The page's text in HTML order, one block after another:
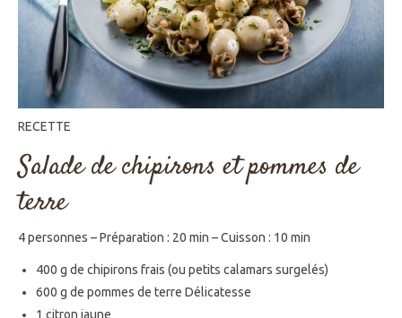
RECETTE
Salade de chipirons et pommes de
terre
4 personnes – Préparation : 20 min – Cuisson : 10 min
400 g de chipirons frais (ou petits calamars surgelés)
600 g de pommes de terre Délicatesse
1 citron jaune